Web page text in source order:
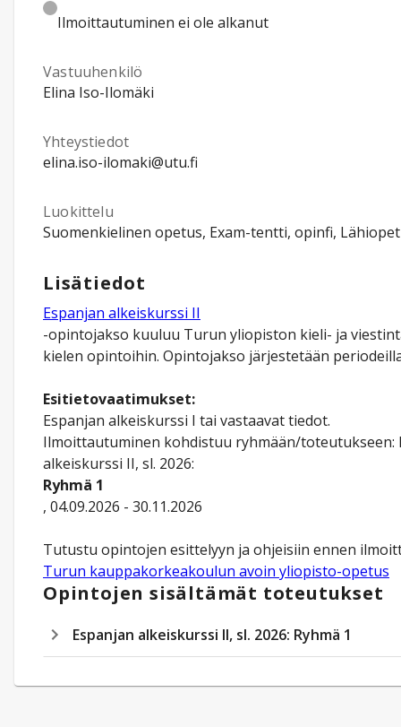
Ilmoittautuminen ei ole alkanut
Vastuuhenkilö
Elina Iso-Ilomäki
Yhteystiedot
elina.iso-ilomaki@utu.fi
Luokittelu
Suomenkielinen opetus, Exam-tentti, opinfi,
Lisätiedot
Espanjan alkeiskurssi II
-opintojakso kuuluu Turun yliopiston kieli- ja
kielen opintoihin. Opintojakso järjestetään
Esitietovaatimukset:
Espanjan alkeiskurssi I tai vastaavat tiedot.
Ilmoittautuminen kohdistuu ryhmään/toteutukseen:
alkeiskurssi II, sl. 2026:
Ryhmä 1
, 04.09.2026 - 30.11.2026
Turun kauppakorkeakoulun avoin yliopisto-opetus
Opintojen sisältämät toteutukset
Espanjan alkeiskurssi II, sl. 2026: Ryhmä 1